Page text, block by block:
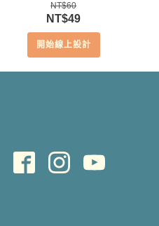
NT$60
原
始
價
NT$49目
前
價
開始線上設計